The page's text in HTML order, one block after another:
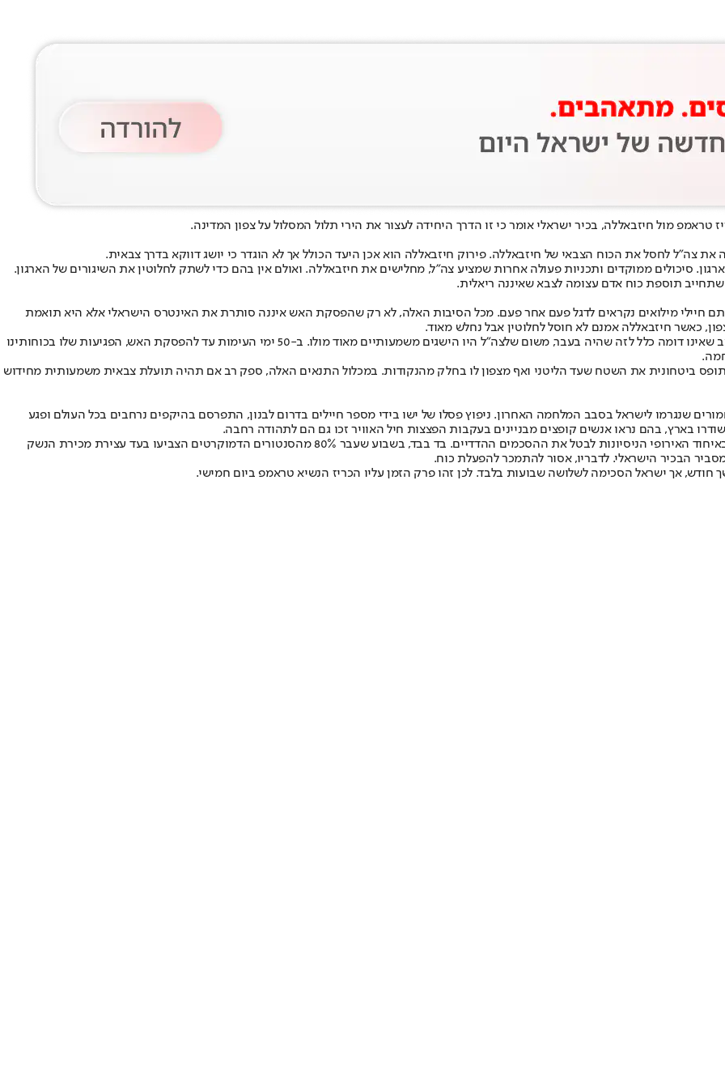
מול חיזבאללה, בכיר ישראלי אומר כי זו הדרך היחידה לעצור את הירי תלול המסלול על צפון המדינה.
את צה"ל לחסל את הכוח הצבאי של חיזבאללה. פירוק חיזבאללה הוא אכן היעד הכולל אך לא הוגדר כי יושג דווקא בדרך צבאית.
סיכולים ממוקדים ותכניות פעולה אחרות שמציע צה"ל, מחלישים את חיזבאללה. ואולם אין בהם כדי לשתק לחלוטין את השיגורים של הארגון.
תוספת כוח אדם עצומה לצבא שאיננה ריאלית.
חיילי מילואים נקראים לדגל פעם אחר פעם. מכל הסיבות האלה, לא רק שהפסקת האש איננה סותרת את האינטרס הישראלי אלא היא תואמת
כאשר חיזבאללה אמנם לא חוסל לחלוטין אבל נחלש מאוד.
הבכיר הישראלי הדגיש שבניגוד להצגת הדברים בתקשורת, חיזבאללה במצב שאינו דומה כלל לזה שהיה בעבר, משום שלצה"ל היו הישגים משמעותיים מאוד מולו. ב-50 ימי העימות עד להפסקת האש, הפגיעות שלו בכוחותינו
ביטחונית את השטח שעד הליטני ואף מצפון לו בחלק מהנקודות. במכלול התנאים האלה, ספק רב אם תהיה תועלת צבאית משמעותית מחידוש
שנגרמו לישראל בסבב המלחמה האחרון. ניפוץ פסלו של ישו בידי מספר חיילים בדרום לבנון, התפרסם בהיקפים נרחבים בכל העולם ופגע
בארץ, בהם נראו אנשים קופצים מבניינים בעקבות הפצצות חיל האוויר זכו גם הם לתהודה רחבה.
בעקבות התחזקות הדימוי של ישראל כמדינה מחרחרת מלחמה, התחדשו באיחוד האירופי הניסיונות לבטל את ההסכמים ההדדיים. בד בבד, בשבוע שעבר 80% מהסנטורים הדמוקרטים הצביעו בעד עצירת מכירת הנשק
הבכיר הישראלי. לדבריו, אסור להתמכר להפעלת כוח.
אך ישראל הסכימה לשלושה שבועות בלבד. לכן זהו פרק הזמן עליו הכריז הנשיא טראמפ ביום חמישי.